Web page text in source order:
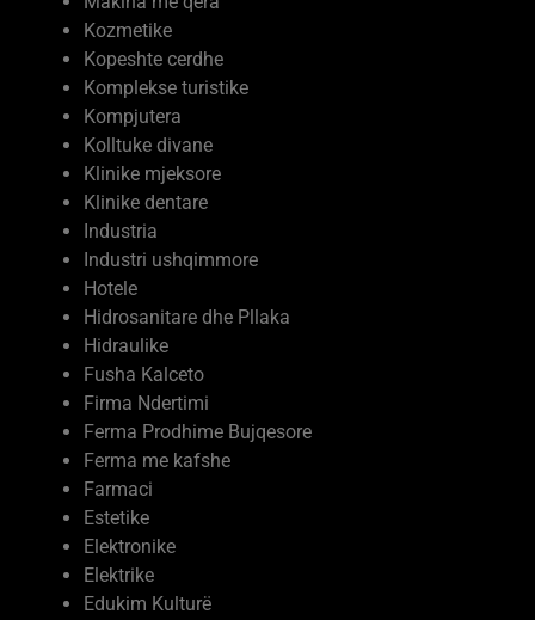
Kozmetike
Kopeshte cerdhe
Komplekse turistike
Kompjutera
Kolltuke divane
Klinike mjeksore
Klinike dentare
Industria
Industri ushqimmore
Hotele
Hidrosanitare dhe Pllaka
Hidraulike
Fusha Kalceto
Firma Ndertimi
Ferma Prodhime Bujqesore
Ferma me kafshe
Farmaci
Estetike
Elektronike
Elektrike
Edukim Kulturë